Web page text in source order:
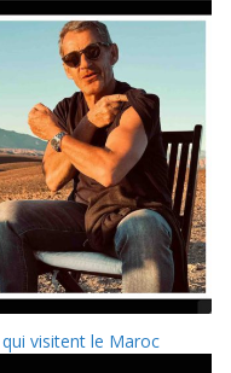
visitent le Maroc